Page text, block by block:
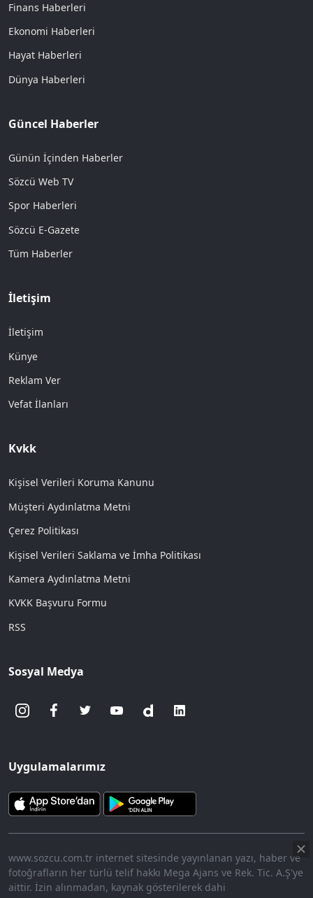
Finans Haberleri
Ekonomi Haberleri
Hayat Haberleri
Dünya Haberleri
Güncel Haberler
Günün İçinden Haberler
Sözcü Web TV
Spor Haberleri
Sözcü E-Gazete
Tüm Haberler
İletişim
İletişim
Künye
Reklam Ver
Vefat İlanları
Kvkk
Kişisel Verileri Koruma Kanunu
Müşteri Aydınlatma Metni
Çerez Politikası
Kişisel Verileri Saklama ve İmha Politikası
Kamera Aydınlatma Metni
KVKK Başvuru Formu
RSS
Sosyal Medya
Uygulamalarımız
www.sozcu.com.tr internet sitesinde yayınlanan yazı, haber ve
fotoğrafların her türlü telif hakkı Mega Ajans ve Rek. Tic. A.Ş'ye
aittir. İzin alınmadan, kaynak gösterilerek dahi